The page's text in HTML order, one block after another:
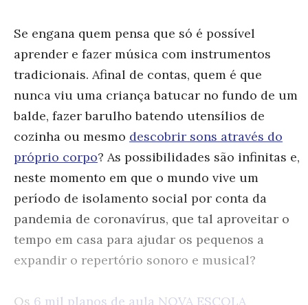
Se engana quem pensa que só é possível
aprender e fazer música com instrumentos
tradicionais. Afinal de contas, quem é que
nunca viu uma criança batucar no fundo de um
balde, fazer barulho batendo utensílios de
cozinha ou mesmo descobrir sons através do
próprio corpo? As possibilidades são infinitas e,
neste momento em que o mundo vive um
período de isolamento social por conta da
pandemia de coronavírus, que tal aproveitar o
tempo em casa para ajudar os pequenos a
expandir o repertório sonoro e musical?
Os 6 mil planos de aula NOVA ESCOLA